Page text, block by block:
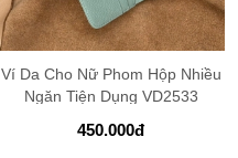
Ví Da Cho Nữ Phom Hộp Nhiều
Ngăn Tiện Dụng VD2533
450.000đ